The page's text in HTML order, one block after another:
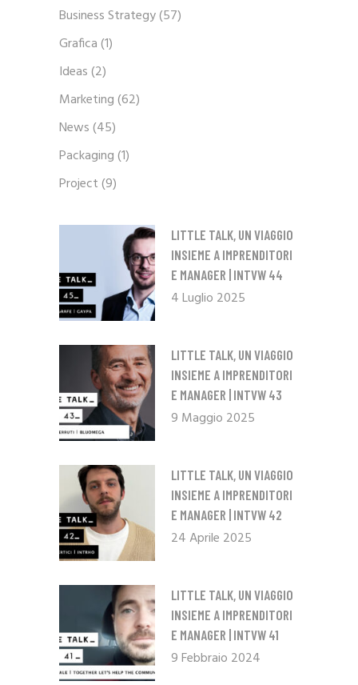
Business Strategy(57)
Grafica(1)
Ideas(2)
Marketing(62)
News(45)
Packaging(1)
Project(9)
LITTLE TALK, UN VIAGGIO
INSIEME A IMPRENDITORI
E MANAGER | INTVW 44
4 Luglio 2025
LITTLE TALK, UN VIAGGIO
INSIEME A IMPRENDITORI
E MANAGER | INTVW 43
9 Maggio 2025
LITTLE TALK, UN VIAGGIO
INSIEME A IMPRENDITORI
E MANAGER | INTVW 42
24 Aprile 2025
LITTLE TALK, UN VIAGGIO
INSIEME A IMPRENDITORI
E MANAGER | INTVW 41
9 Febbraio 2024